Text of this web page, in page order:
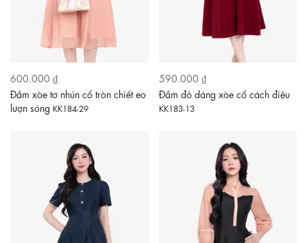
600.000 ₫
Đầm xòe tơ nhún cổ tròn chiết eo
lượn sóng KK184-29
590.000 ₫
Đầm đỏ dáng xòe cổ cách điệu
KK183-13